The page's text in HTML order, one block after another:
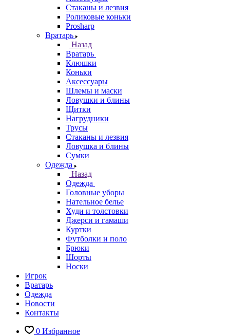
Стаканы и лезвия
Роликовые коньки
Prosharp
Вратарь
Назад
Вратарь
Клюшки
Коньки
Аксессуары
Шлемы и маски
Ловушки и блины
Щитки
Нагрудники
Трусы
Стаканы и лезвия
Ловушка и блины
Сумки
Одежда
Назад
Одежда
Головные уборы
Нательное белье
Худи и толстовки
Джерси и гамаши
Куртки
Футболки и поло
Брюки
Шорты
Носки
Игрок
Вратарь
Одежда
Новости
Контакты
0 Избранное